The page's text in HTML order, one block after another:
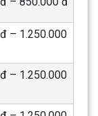
– 1.250.000
– 1.250.000